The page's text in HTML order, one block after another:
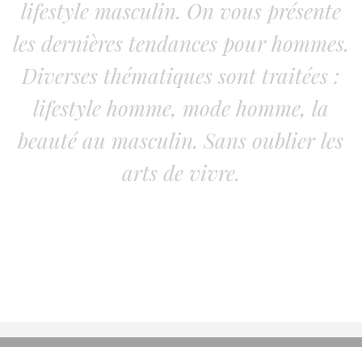
lifestyle masculin. On vous présente
les dernières tendances pour hommes.
Diverses thématiques sont traitées :
lifestyle homme, mode homme, la
beauté au masculin. Sans oublier les
arts de vivre.